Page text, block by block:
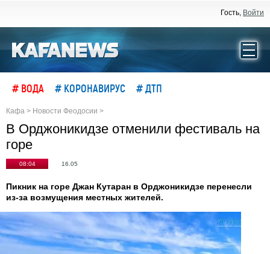
Гость, Войти
# ВОДА # КОРОНАВИРУС # ДТП
Кафа > Новости Феодосии >
В Орджоникидзе отменили фестиваль на
горе
08:04 16.05
Пикник на горе Джан Кутаран в Орджоникидзе перенесли
из-за возмущения местных жителей.